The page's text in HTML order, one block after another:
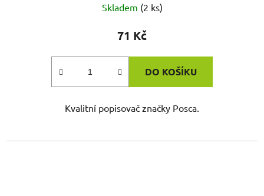
Skladem (2 ks)
71 Kč
DO KOŠÍKU
Kvalitní popisovač značky Posca.